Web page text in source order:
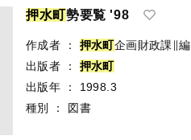
押水町勢要覧 '98
作成者 ： 押水町企画財政課∥編
出版者
： 押水町
出版年
：
1998.3
種別
： 図書